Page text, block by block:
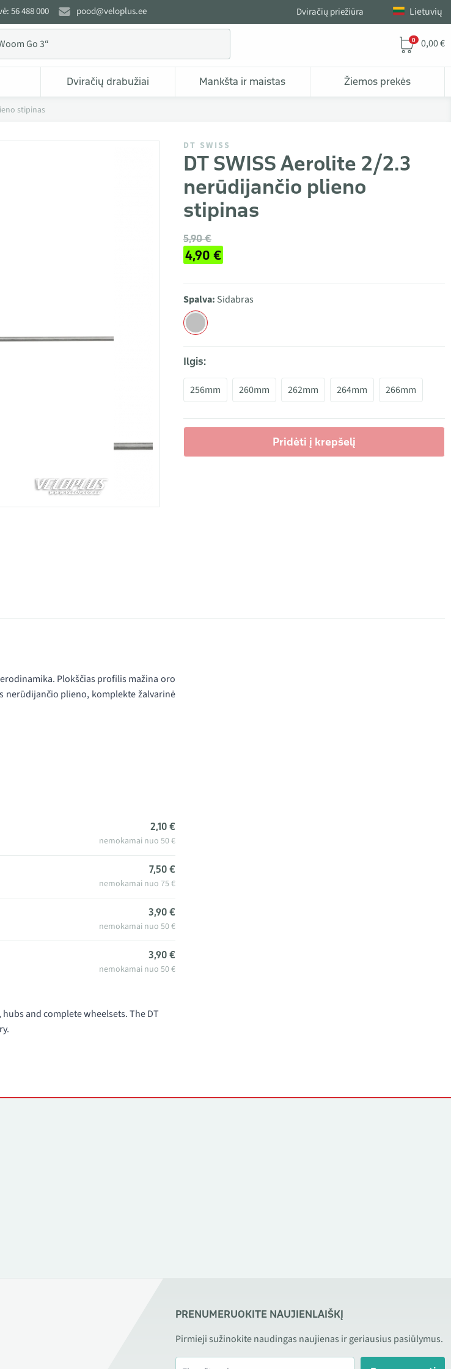
56 488 000 pood@veloplus.ee Dviračių priežiūra Lietuvių
0 0,00 €
Dviračių drabužiai Mankšta ir maistas Žiemos prekės
stipinas
DT SWISS
DT SWISS Aerolite 2/2.3
nerūdijančio plieno
stipinas
5,90 €
4,90 €
Spalva: Sidabras
Ilgis:
256mm 260mm 262mm 264mm 266mm
Pridėti į krepšelį
Plokščias profilis mažina oro
nerūdijančio plieno, komplekte žalvarinė
2,10 €
nemokamai nuo 50 €
7,50 €
nemokamai nuo 75 €
3,90 €
nemokamai nuo 50 €
3,90 €
nemokamai nuo 50 €
and complete wheelsets. The DT
PRENUMERUOKITE NAUJIENLAIŠKĮ
Pirmieji sužinokite naudingas naujienas ir geriausius pasiūlymus.